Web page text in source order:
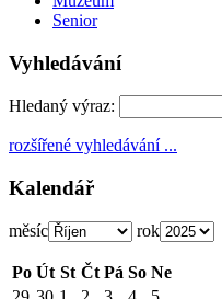
Senior
Vyhledávání
Hledaný výraz:
rozšířené vyhledávání ...
Kalendář
měsíc rok
Po Út St Čt Pá So Ne